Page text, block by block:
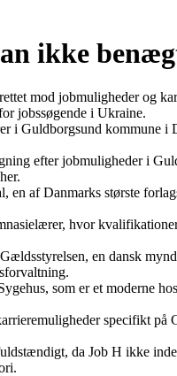
ikke
mod jobmuligheder og
jobssøgende i Ukraine.
Guldborgsund kommune i
efter jobmuligheder i
af Danmarks største
hvor
en dansk
som er et moderne
specifikt på
da Job H ikke